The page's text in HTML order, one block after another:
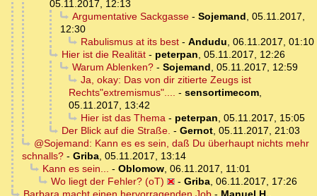
05.11.2017, 12:13
Argumentative Sackgasse- Sojemand, 05.11.2017,
12:30
Rabulismus at its best- Andudu, 06.11.2017, 01:10
Hier ist die Realität- peterpan, 05.11.2017, 12:26
Warum Ablenken?- Sojemand, 05.11.2017, 12:59
Ja, okay: Das von dir zitierte Zeugs ist
Rechts"extremismus".... - sensortimecom,
05.11.2017, 13:42
Hier ist das Thema- peterpan, 05.11.2017, 15:05
Der Blick auf die Straße. - Gernot, 05.11.2017, 21:03
@Sojemand: Kann es es sein, daß Du überhaupt nichts mehr
schnalls? - Griba, 05.11.2017, 13:14
Kann es sein... - Oblomow, 06.11.2017, 11:01
Wo liegt der Fehler? (oT)
- Griba, 06.11.2017, 17:26